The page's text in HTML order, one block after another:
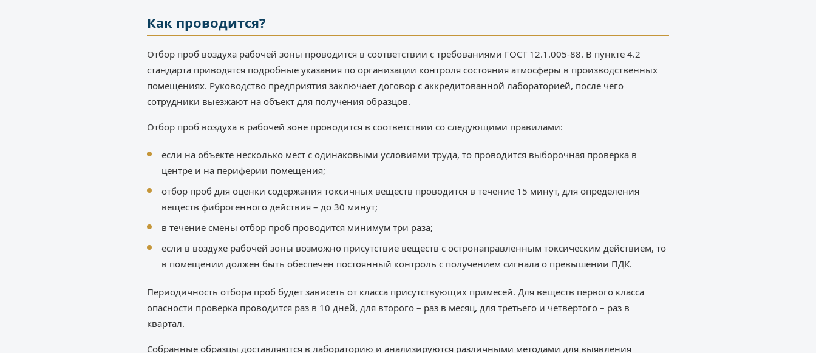
Как проводится?
Отбор проб воздуха рабочей зоны проводится в соответствии с требованиями ГОСТ 12.1.005-88. В пункте 4.2
стандарта приводятся подробные указания по организации контроля состояния атмосферы в производственных
помещениях. Руководство предприятия заключает договор с аккредитованной лабораторией, после чего
сотрудники выезжают на объект для получения образцов.
Отбор проб воздуха в рабочей зоне проводится в соответствии со следующими правилами:
если на объекте несколько мест с одинаковыми условиями труда, то проводится выборочная проверка в
центре и на периферии помещения;
отбор проб для оценки содержания токсичных веществ проводится в течение 15 минут, для определения
веществ фиброгенного действия – до 30 минут;
в течение смены отбор проб проводится минимум три раза;
если в воздухе рабочей зоны возможно присутствие веществ с остронаправленным токсическим действием, то
в помещении должен быть обеспечен постоянный контроль с получением сигнала о превышении ПДК.
Периодичность отбора проб будет зависеть от класса присутствующих примесей. Для веществ первого класса
опасности проверка проводится раз в 10 дней, для второго – раз в месяц, для третьего и четвертого – раз в
квартал.
Собранные образцы доставляются в лабораторию и анализируются различными методами для выявления